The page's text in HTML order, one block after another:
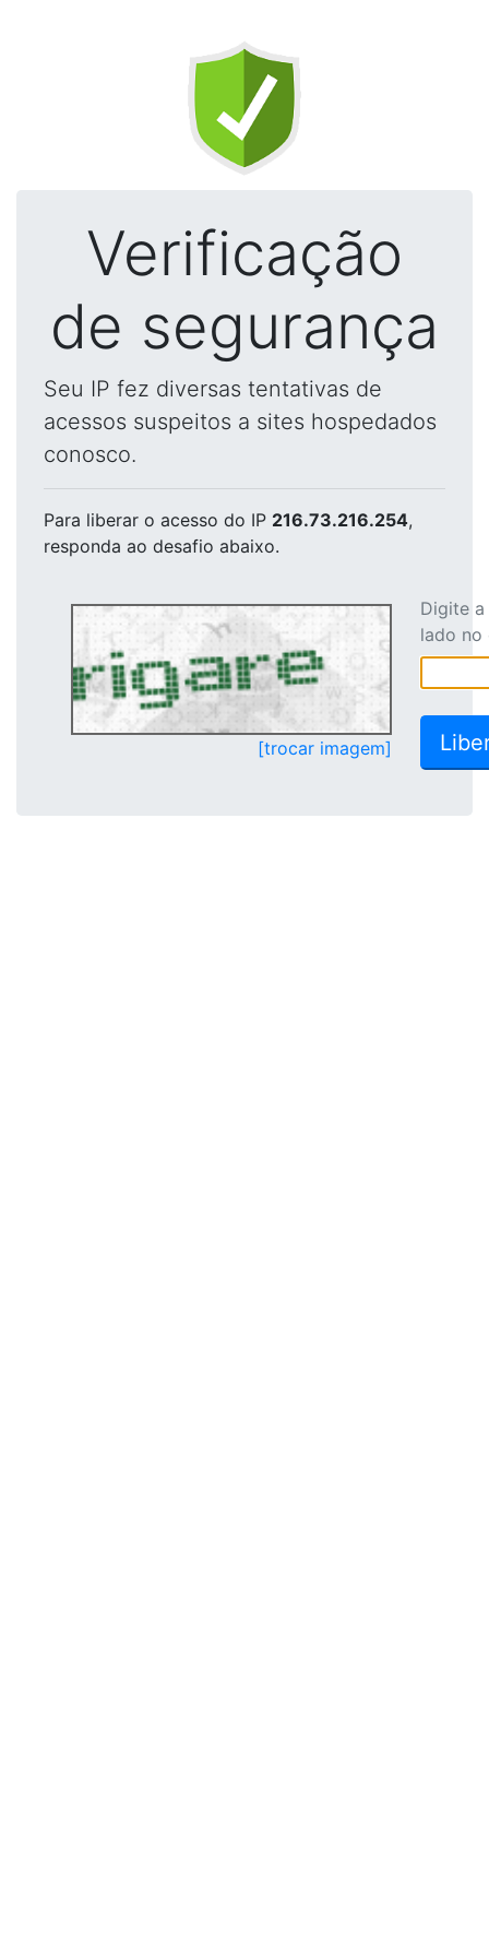
Verificação
de segurança
Seu IP fez diversas tentativas de
acessos suspeitos a sites hospedados
conosco.
Para liberar o acesso do IP 216.73.216.254,
responda ao desafio abaixo.
[trocar imagem]
Digite
lado no